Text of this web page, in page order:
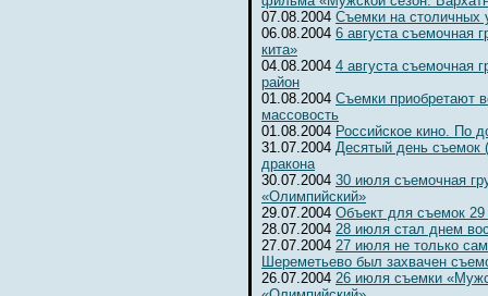
07.08.2004 Съемки на столичных
06.08.2004 6 августа съемочная
кита»
04.08.2004 4 августа съемочная
район
01.08.2004 Съемки приобретают
массовость
01.08.2004 Российское кино. По
31.07.2004 Десятый день съемок
дракона
30.07.2004 30 июля съемочная
«Олимпийский»
29.07.2004 Объект для съемок
28.07.2004 28 июля стал днем
27.07.2004 27 июля не только
Шереметьево был захвачен
26.07.2004 26 июля съемки